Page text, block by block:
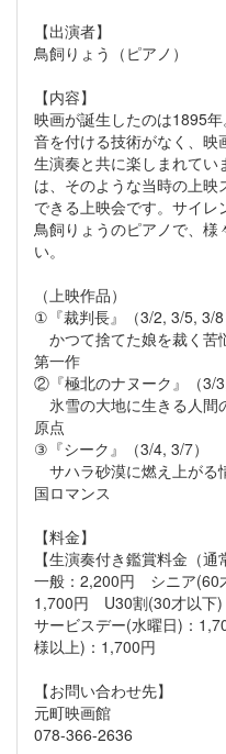
【出演者】
鳥飼りょう（ピアノ）
【内容】
映画が誕生したのは1895
音を付ける技術がなく、映
生演奏と共に楽しまれてい
は、そのような当時の上
できる上映会です。サイレ
鳥飼りょうのピアノで、様
い。
（上映作品）
①『裁判長』（3/2, 3/5, 3/8
かつて捨てた娘を裁く苦
第一作
②『極北のナヌーク』（3/3,
氷雪の大地に生きる人
原点
③『シーク』（3/4, 3/7）
サハラ砂漠に燃え上が
国ロマンス
【料金】
【生演奏付き鑑賞料金（通
一般：2,200円 シニア(60
1,700円 U30割(30才以下)
サービスデー(水曜日)：
様以上)：1,700円
【お問い合わせ先】
元町映画館
078-366-2636